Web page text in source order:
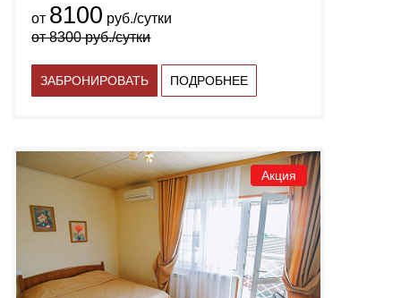
от 8100 руб./сутки
от8300руб./сутки
ЗАБРОНИРОВАТЬ ПОДРОБНЕЕ
Акция